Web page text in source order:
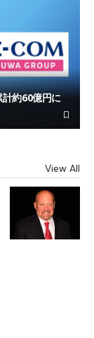
約60億円に
View All